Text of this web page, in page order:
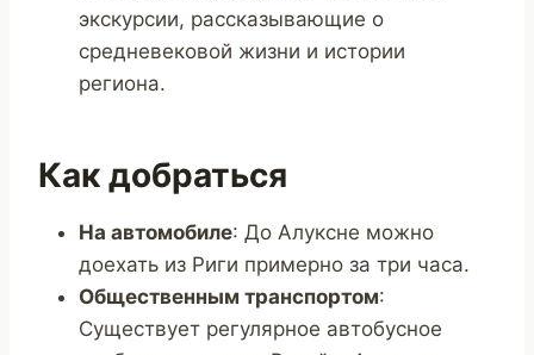
экскурсии, рассказывающие о
средневековой жизни и истории
региона.
Как добраться
На автомобиле: До Алуксне можно
доехать из Риги примерно за три часа.
Общественным транспортом:
Существует регулярное автобусное